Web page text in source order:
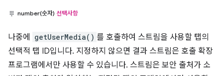
number(숫자) 선택사항
나중에 getUserMedia() 를 호출하여 스트림을 사용할 탭의
선택적 탭 ID입니다. 지정하지 않으면 결과 스트림은 호출 확장
프로그램에서만 사용할 수 있습니다. 스트림은 보안 출처가 소